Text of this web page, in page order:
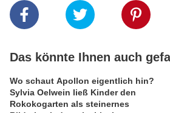
Das könnte Ihnen auch
Wo schaut Apollon eigentlich hin?
Sylvia Oelwein ließ Kinder den
Rokokogarten als steinernes